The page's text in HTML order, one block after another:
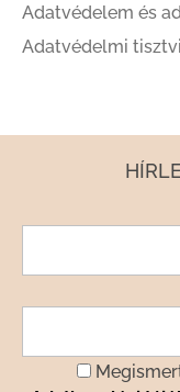
Adatvédelem és
Adatvédelmi